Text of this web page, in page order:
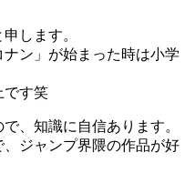
します。
ン」が始まった時は小学
です笑
、知識に自信あります。
ジャンプ界隈の作品が好